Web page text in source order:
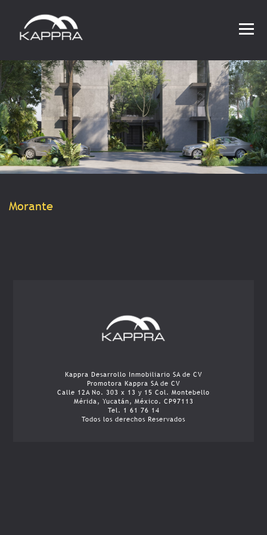
CONTACTO
Morante
Kappra Desarrollo Inmobiliario SA de CV
Promotora Kappra SA de CV
Calle 12A No. 303 x 13 y 15 Col. Montebello
Mérida, Yucatán, México. CP97113
Tel. 1 61 76 14
Todos los derechos Reservados